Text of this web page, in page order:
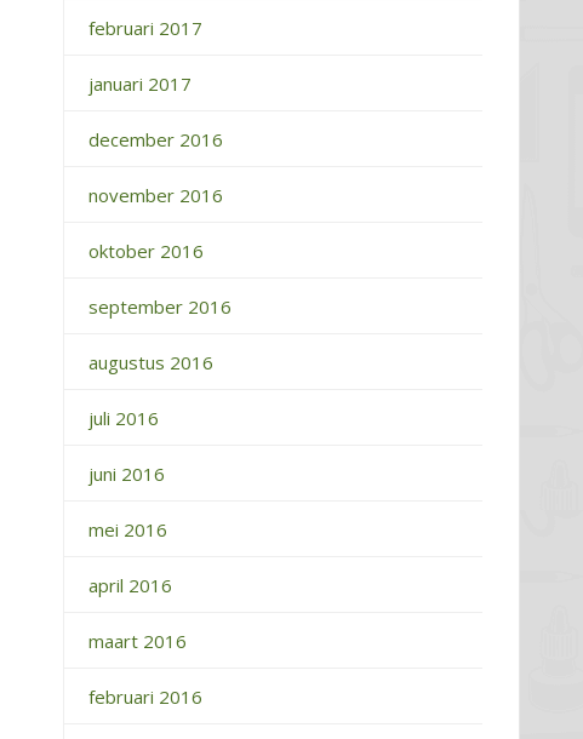
februari 2017
januari 2017
december 2016
november 2016
oktober 2016
september 2016
augustus 2016
juli 2016
juni 2016
mei 2016
april 2016
maart 2016
februari 2016